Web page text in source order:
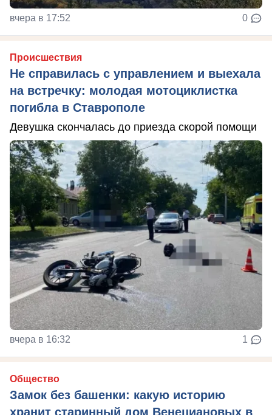
вчера в 17:52 0
Происшествия
Не справилась с управлением и выехала
на встречку: молодая мотоциклистка
погибла в Ставрополе
Девушка скончалась до приезда скорой помощи
вчера в 16:32 1
Общество
Замок без башенки: какую историю
хранит старинный дом Венециановых в